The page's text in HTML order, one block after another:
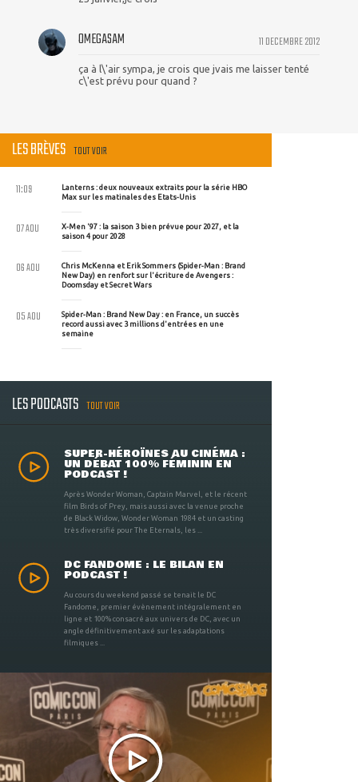
11 DECEMBRE 2012
OMEGASAM
ça à l\'air sympa, je crois que jvais me laisser tenté
c\'est prévu pour quand ?
LES BRÈVES TOUT VOIR
Lanterns : deux nouveaux extraits pour la série HBO
Max sur les matinales des Etats-Unis
11:09
X-Men '97 : la saison 3 bien prévue pour 2027, et la
saison 4 pour 2028
07 AOU
Chris McKenna et Erik Sommers (Spider-Man : Brand
New Day) en renfort sur l'écriture de Avengers :
Doomsday et Secret Wars
06 AOU
Spider-Man : Brand New Day : en France, un succès
record aussi avec 3 millions d'entrées en une
semaine
05 AOU
LES PODCASTS TOUT VOIR
SUPER-HÉROÏNES AU CINÉMA :
UN DÉBAT 100% FÉMININ EN
PODCAST !
Après Wonder Woman, Captain Marvel, et le récent
film Birds of Prey, mais aussi avec la venue proche
de Black Widow, Wonder Woman 1984 et un casting
très diversifié pour The Eternals, les ...
DC FANDOME : LE BILAN EN
PODCAST !
Au cours du weekend passé se tenait le DC
Fandome, premier évènement intégralement en
ligne et 100% consacré aux univers de DC, avec un
angle définitivement axé sur les adaptations
filmiques ...